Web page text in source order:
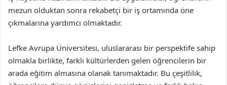
mezun olduktan sonra rekabetçi bir iş ortamında öne
çıkmalarına yardımcı olmaktadır.
Lefke Avrupa Üniversitesi, uluslararası bir perspektife sahip
olmakla birlikte, farklı kültürlerden gelen öğrencilerin bir
arada eğitim almasına olanak tanımaktadır. Bu çeşitlilik,